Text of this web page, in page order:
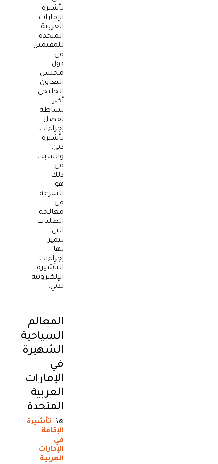
تأشيرة
الإمارات
العربية
المتحدة
للمقيمين
في
دول
مجلس
التعاون
الخليجي
أكثر
بساطة
بفضل
إجراءات
تأشيرة
دبي.
والسبب
في
ذلك
هو
السرعة
في
معالجة
الطلبات
التي
تتميز
بها
إجراءات
التأشيرة
الإلكترونية
لدبي.
المعالم
السياحية
الشهيرة
في
الإمارات
العربية
المتحدة
هذا تأشيرة
الإقامة
في
الإمارات
العربية